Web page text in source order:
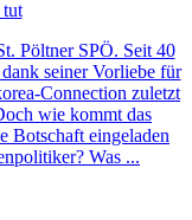
tut
Pöltner SPÖ. Seit 40
seiner Vorliebe für
Connection zuletzt
wie kommt das
Botschaft eingeladen
Was ...